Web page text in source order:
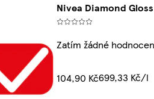
Nivea Diamond
Zatím žádné
104,90 Kč699,33 Kč/l